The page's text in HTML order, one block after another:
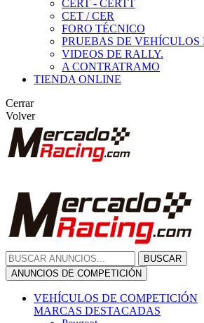
CERT - CERTT
CET / CER
FORO TÉCNICO
PRUEBAS DE VEHÍCULOS
VIDEOS DE RALLY.
A CONTRATRAMO
TIENDA ONLINE
Cerrar
Volver
BUSCAR
ANUNCIOS DE COMPETICIÓN
VEHÍCULOS DE COMPETICIÓN
MARCAS DESTACADAS
Peugeot
Citroën